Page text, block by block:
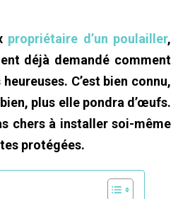
propriétaire d’un poulailler,
déjà demandé comment
C’est bien connu,
plus elle pondra d’œufs.
chers à installer soi-même
protégées.